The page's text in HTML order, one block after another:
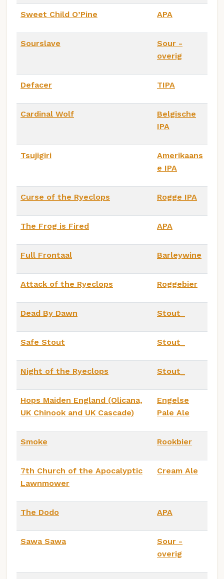
Sweet Child O’Pine APA
Sourslave
Sour -
overig
Defacer TIPA
Cardinal Wolf
Belgische
IPA
Tsujigiri
Amerikaans
e IPA
Curse of the Ryeclops Rogge IPA
The Frog is Fired APA
Full Frontaal Barleywine
Attack of the Ryeclops Roggebier
Dead By Dawn Stout_
Safe Stout Stout_
Night of the Ryeclops Stout_
Hops Maiden England (Olicana,
UK Chinook and UK Cascade)
Engelse
Pale Ale
Smoke Rookbier
7th Church of the Apocalyptic
Lawnmower
Cream Ale
The Dodo APA
Sawa Sawa
Sour -
overig